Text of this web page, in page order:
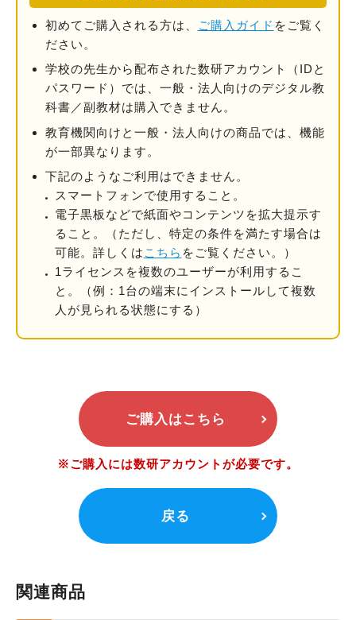
初めてご購入される方は、 ご購入ガイド をご覧く
ださい。
学校の先⽣から配布された数研アカウント（IDと
パスワード）では、一般・法人向けのデジタル教
科書／副教材は購⼊できません。
教育機関向けと一般・法人向けの商品では、機能
が一部異なります。
下記のようなご利用はできません。
スマートフォンで使用すること。
電子黒板などで紙面やコンテンツを拡大提示す
ること。
（ただし、特定の条件を満たす場合は
可能。詳しくは こちら をご覧ください。）
1ライセンスを複数のユーザーが利用するこ
と。
（例：1台の端末にインストールして複数
人が見られる状態にする）
戻る
ご購入はこちら
※ご購入には数研アカウントが必要です。
関連商品